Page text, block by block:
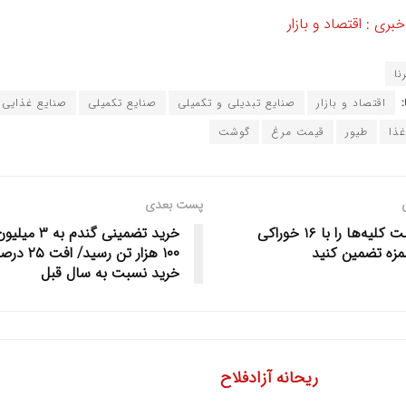
: اقتصاد و بازار
اقتصاد و بازار صنایع تبدیلی و تکمیلی صنایع تکمیلی
صنایع غذایی
طیور قیمت مرغ گوشت
سلامت کلیه‌ها را با ۱۶ خوراکی
تضمین کنید
پست بعدی
خرید تضمینی گندم
۱۰۰ هزار تن
خرید نسبت به سال قبل
ریحانه آزادفلاح